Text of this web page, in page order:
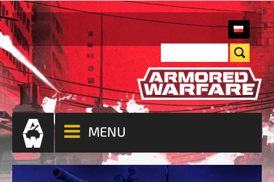
MENU